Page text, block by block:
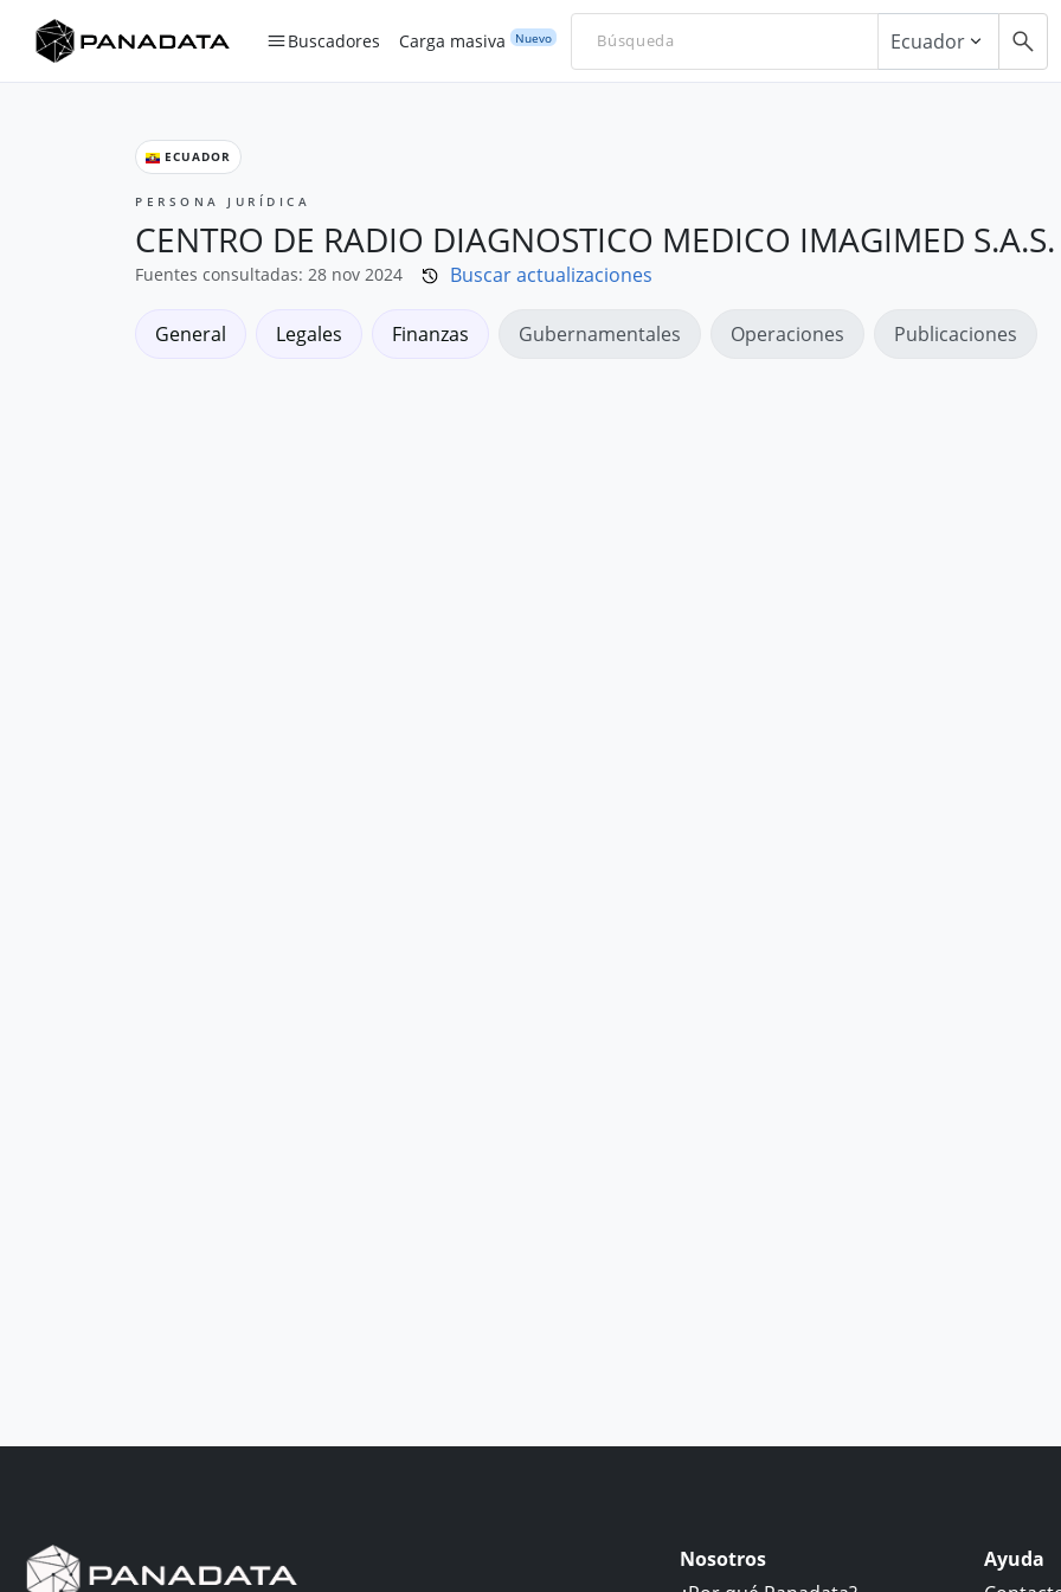
Buscadores Carga masiva Nuevo Ecuador
ECUADOR
PERSONA JURÍDICA
CENTRO DE RADIO DIAGNOSTICO MEDICO IMAGIMED S.A.S.
Fuentes consultadas: 28 nov 2024 Buscar actualizaciones
General Legales Finanzas Gubernamentales Operaciones Publicaciones
Nosotros
Ayuda